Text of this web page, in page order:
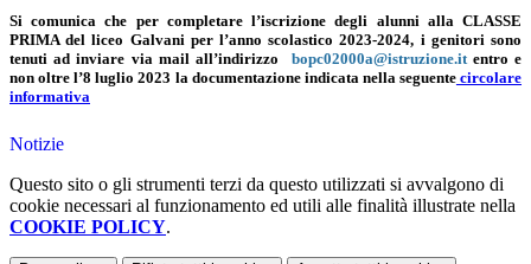
Si comunica che per completare l’iscrizione degli alunni alla CLASSE
PRIMA del liceo Galvani per l’anno scolastico 2023-2024, i genitori sono
tenuti adinviare via mail all’indirizzo bopc02000a@istruzione.it entro e
non oltre l’8 luglio 2023 la documentazione indicata nella seguentecircolare
informativa
Notizie
Questo sito o gli strumenti terzi da questo utilizzati si avvalgono di
cookie necessari al funzionamento ed utili alle finalità illustrate nella
COOKIE POLICY.